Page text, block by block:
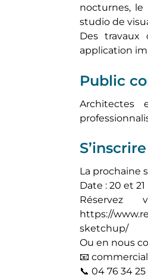
nocturnes, le
studio de
Des travaux
application
Public
Architectes
La prochaine
Date : 20 et
https://
sketchup/
Ou en nous
📧
📞 04 76 34 25